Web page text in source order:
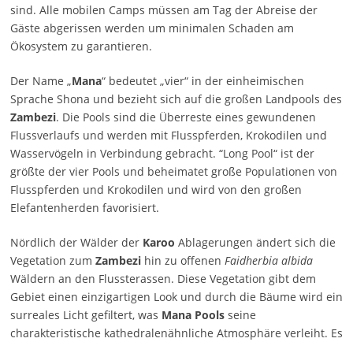
sind. Alle mobilen Camps müssen am Tag der Abreise der
Gäste abgerissen werden um minimalen Schaden am
Ökosystem zu garantieren.
Der Name „Mana“ bedeutet „vier“ in der einheimischen
Sprache Shona und bezieht sich auf die großen Landpools des
Zambezi. Die Pools sind die Überreste eines gewundenen
Flussverlaufs und werden mit Flusspferden, Krokodilen und
Wasservögeln in Verbindung gebracht. “Long Pool“ ist der
größte der vier Pools und beheimatet große Populationen von
Flusspferden und Krokodilen und wird von den großen
Elefantenherden favorisiert.
Nördlich der Wälder der Karoo Ablagerungen ändert sich die
Vegetation zum Zambezihin zu offenen Faidherbia albida
Wäldern an den Flussterassen. Diese Vegetation gibt dem
Gebiet einen einzigartigen Look und durch die Bäume wird ein
surreales Licht gefiltert, was Mana Poolsseine
charakteristische kathedralenähnliche Atmosphäre verleiht. Es